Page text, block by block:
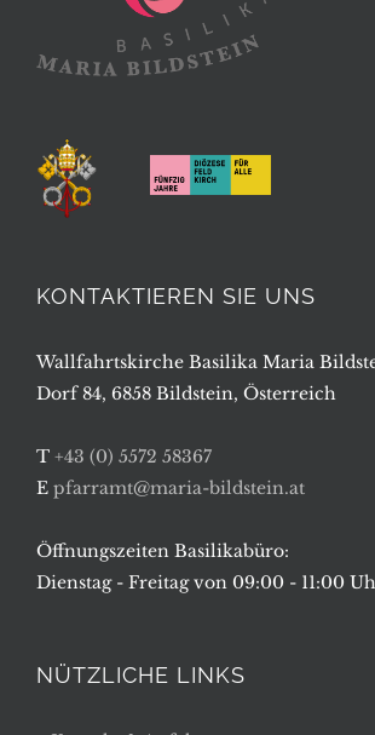
Dorf 84, 6858 Bildstein, Österreich
E pfarramt@maria-bildstein.at
Dienstag - Freitag von 09:00 - 11:00 Uhr